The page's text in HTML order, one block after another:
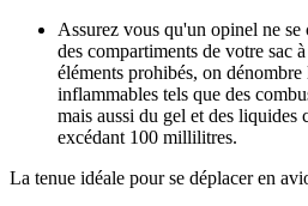
Assurez vous qu'un opinel ne se
des compartiments de votre sac
éléments prohibés, on
inflammables tels que des
mais aussi du gel et des liquides
excédant 100 millilitres.
La tenue idéale pour se déplacer en